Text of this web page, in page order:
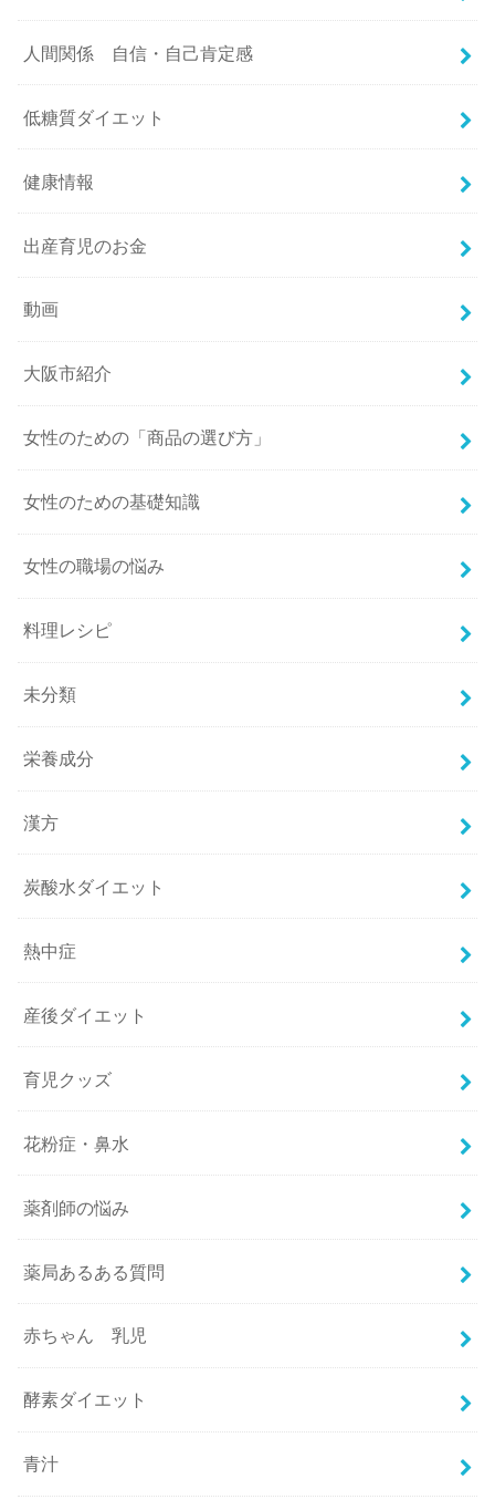
人間関係 自信・自己肯定感
低糖質ダイエット
健康情報
出産育児のお金
動画
大阪市紹介
女性のための「商品の選び方」
女性のための基礎知識
女性の職場の悩み
料理レシピ
未分類
栄養成分
漢方
炭酸水ダイエット
熱中症
産後ダイエット
育児クッズ
花粉症・鼻水
薬剤師の悩み
薬局あるある質問
赤ちゃん 乳児
酵素ダイエット
青汁